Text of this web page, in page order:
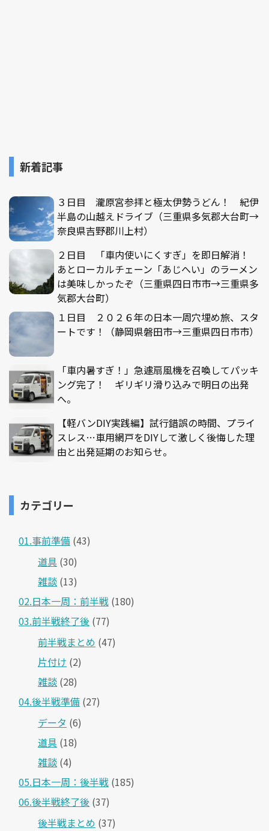
新着記事
３日目 瀧原宮参拝と極太伊勢うどん！ 紀伊
半島の山越えドライブ（三重県多気郡大台町→
奈良県吉野郡川上村）
２日目 「車内使いにくすぎ」を即日解消！
あとローカルチェーン「あじへい」のラーメン
は美味しかったぞ（三重県四日市市→三重県多
気郡大台町）
１日目 ２０２６年の日本一周穴埋め旅、スタ
ートです！（静岡県磐田市→三重県四日市市）
「車内暑すぎ！」急遽扇風機を召喚してパッキ
ング完了！ ギリギリ滑り込みで明日の出発
へ。
【軽バンDIY実践編】試行錯誤の時間、プライ
スレス…車用網戸をDIYして激しく後悔した理
由と出発延期のお知らせ。
カテゴリー
01.事前準備 (43)
道具 (30)
雑談 (13)
02.日本一周：前半戦 (180)
03.前半戦終了後 (77)
前半戦まとめ (47)
片付け (2)
雑談 (28)
04.後半戦準備 (27)
データ (6)
道具 (18)
雑談 (4)
05.日本一周：後半戦 (185)
06.後半戦終了後 (37)
後半戦まとめ (37)